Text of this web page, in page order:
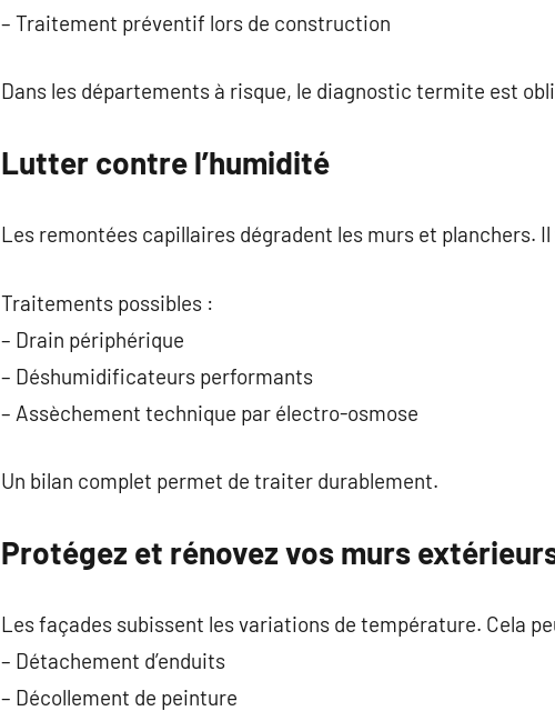
– Traitement préventif lors de construction
Dans les départements à risque, le diagnostic termite est
Lutter contre l’humidité
Les remontées capillaires dégradent les murs et planchers.
Traitements possibles :
– Drain périphérique
– Déshumidificateurs performants
– Assèchement technique par électro-osmose
Un bilan complet permet de traiter durablement.
Protégez et rénovez vos murs
Les façades subissent les variations de température. Cela
– Détachement d’enduits
– Décollement de peinture